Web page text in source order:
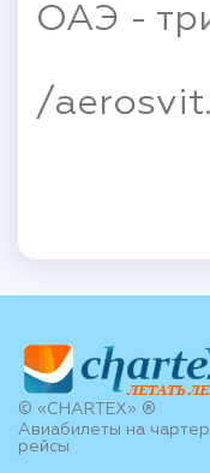
ОАЭ -
/
© «CHARTEX» ®
Авиабилеты на
рейсы